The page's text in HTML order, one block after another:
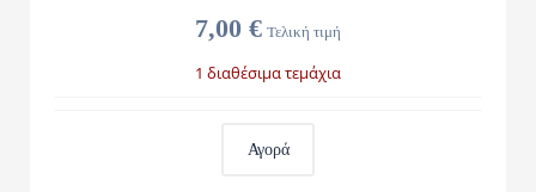
7,00 € Τελική τιμή
1 διαθέσιμα τεμάχια
Αγορά